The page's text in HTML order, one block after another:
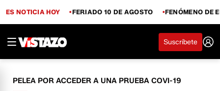
ES NOTICIA HOY FERIADO 10 DE AGOSTO FENÓMENO DE
Suscríbete
PELEA POR ACCEDER A UNA PRUEBA COVI-19